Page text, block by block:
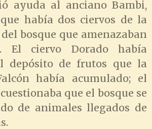
ayuda al anciano Bambi,
había dos ciervos de la
bosque que amenazaban
El ciervo Dorado había
depósito de frutos que la
había acumulado; el
que el bosque se
de animales llegados de